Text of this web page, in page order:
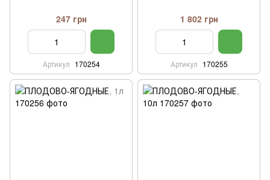
247 грн
Артикул 170254
1 802 грн
Артикул 170255